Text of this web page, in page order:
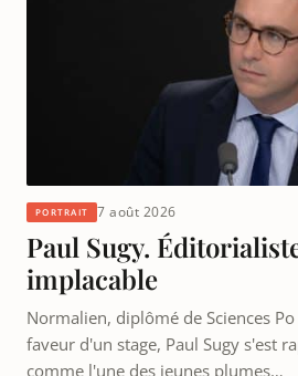
PORTRAIT 7 août 2026
Paul Sugy.
implacable
Normalien, diplômé de Sciences
faveur d'un stage, Paul Sugy s'est
comme l'une des jeunes plumes…